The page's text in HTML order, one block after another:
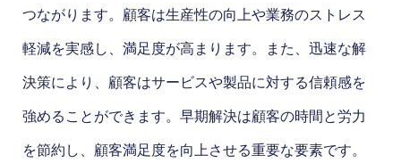
つながります。顧客は生産性の向上や業務のストレス
軽減を実感し、満足度が高まります。また、迅速な解
決策により、顧客はサービスや製品に対する信頼感を
強めることができます。早期解決は顧客の時間と労力
を節約し、顧客満足度を向上させる重要な要素です。